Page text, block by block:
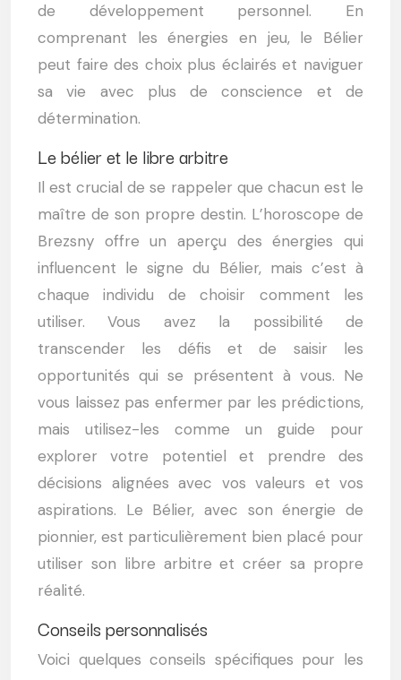
de développement personnel. En
comprenant les énergies en jeu, le Bélier
peut faire des choix plus éclairés et naviguer
sa vie avec plus de conscience et de
détermination.
Le bélier et le libre arbitre
Il est crucial de se rappeler que chacun est le
maître de son propre destin. L’horoscope de
Brezsny offre un aperçu des énergies qui
influencent le signe du Bélier, mais c’est à
chaque individu de choisir comment les
utiliser. Vous avez la possibilité de
transcender les défis et de saisir les
opportunités qui se présentent à vous. Ne
vous laissez pas enfermer par les prédictions,
mais utilisez-les comme un guide pour
explorer votre potentiel et prendre des
décisions alignées avec vos valeurs et vos
aspirations. Le Bélier, avec son énergie de
pionnier, est particulièrement bien placé pour
utiliser son libre arbitre et créer sa propre
réalité.
Conseils personnalisés
Voici quelques conseils spécifiques pour les